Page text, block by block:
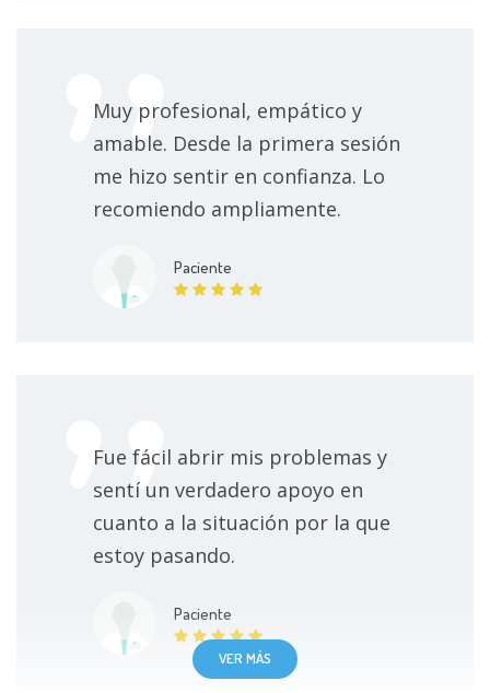
Tratamiento para fobias
Mindfulness 500 MXN
Consulta psicológica online
Terapia Racional Emotiva 500 MXN
Terapia conductivo contextual 500 MXN
Psicoterapia racional emotiva
Muy profesional, empático y
amable. Desde la primera sesión
me hizo sentir en confianza. Lo
recomiendo ampliamente.
Paciente
Fue fácil abrir mis problemas y
sentí un verdadero apoyo en
cuanto a la situación por la que
estoy pasando.
Paciente
VER MÁS